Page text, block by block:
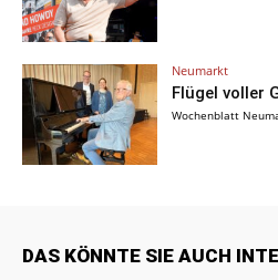
Neumarkt
Flügel voller
Wochenblatt
DAS KÖNNTE SIE AUCH